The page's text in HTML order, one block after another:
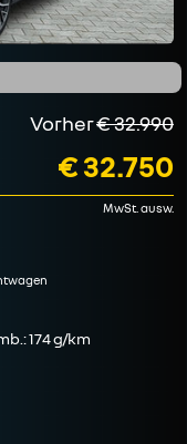
Vorher€ 32.990
€ 32.750
MwSt. ausw.
174 g/km